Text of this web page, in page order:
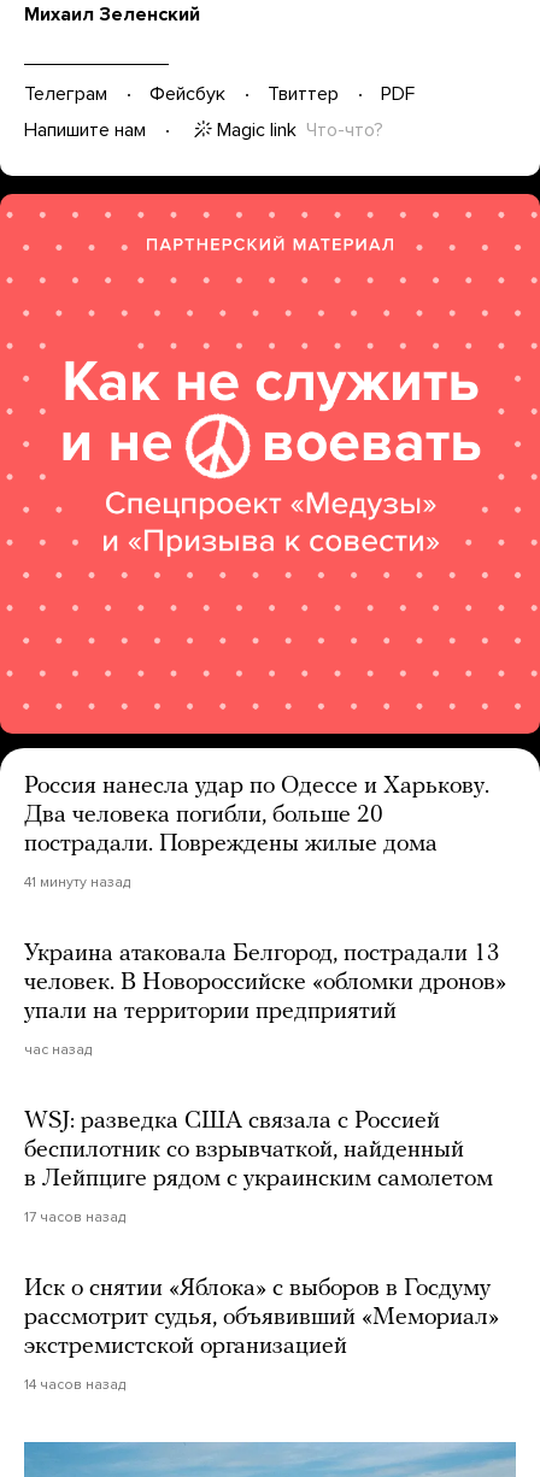
Михаил Зеленский
Телеграм Фейсбук Твиттер
PDF
Напишите нам
Magic link Что-что?
Россия нанесла удар по Одессе и Харькову.
Два человека погибли, больше 20
пострадали. Повреждены жилые дома
41 минуту назад
Украина атаковала Белгород, пострадали 13
человек. В Новороссийске «обломки дронов»
упали на территории предприятий
час назад
WSJ: разведка США связала с Россией
беспилотник со взрывчаткой, найденный
в Лейпциге рядом с украинским самолетом
17 часов назад
Иск о снятии «Яблока» с выборов в Госдуму
рассмотрит судья, объявивший «Мемориал»
экстремистской организацией
14 часов назад